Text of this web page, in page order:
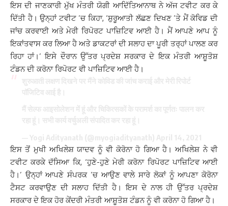
ਇਸ ਦੀ ਜਾਣਕਾਰੀ ਮੁੱਖ ਮੰਤਰੀ ਯੋਗੀ ਆਦਿੱਤਿਆਨਾਥ ਨੇ ਅੱਜ ਟਵੀਟ ਕਰ ਕੇ
ਦਿੱਤੀ ਹੈ। ਉਨ੍ਹਾਂ ਟਵੀਟ ’ਚ ਕਿਹਾ, ‘ਸ਼ੁਰੂਆਤੀ ਲੱਛਣ ਦਿਖਣ ’ਤੇ ਮੈਂ ਕੋਵਿਡ ਦੀ
ਜਾਂਚ ਕਰਵਾਈ ਅਤੇ ਮੇਰੀ ਰਿਪੋਰਟ ਪਾਜ਼ਿਟਿਵ ਆਈ ਹੈ। ਮੈਂ ਆਪਣੇ ਆਪ ਨੂੰ
ਇਕਾਂਤਵਾਸ ਕਰ ਲਿਆ ਹੈ ਅਤੇ ਡਾਕਟਰਾਂ ਦੀ ਸਲਾਹ ਦਾ ਪੂਰੀ ਤਰ੍ਹਾਂ ਪਾਲਣ ਕਰ
ਰਿਹਾ ਹਾਂ।’ ਇਸੇ ਦੌਰਾਨ ਉੱਤਰ ਪ੍ਰਦੇਸ਼ ਸਰਕਾਰ ਦੇ ਇਕ ਮੰਤਰੀ ਆਸ਼ੂਤੋਸ਼
ਟੰਡਨ ਦੀ ਕਰੋਨਾ ਰਿਪੋਰਟ ਵੀ ਪਾਜ਼ਿਟਿਵ ਆਈ ਹੈ।
ਇਸ ਤੋਂ ਮੁਖੀ ਅਖਿਲੇਸ਼ ਯਾਦਵ ਨੂੰ ਵੀ ਕੋਰੋਨਾ ਹੋ ਗਿਆ ਹੈ। ਅਖਿਲੇਸ਼ ਨੇ ਵੀ
ਟਵੀਟ ਕਰਕੇ ਦੱਸਿਆ ਕਿ, ‘ਹੁਣੇ-ਹੁਣੇ ਮੇਰੀ ਕਰੋਨਾ ਰਿਪੋਰਟ ਪਾਜ਼ਿਟਿਵ ਆਈ
ਹੈ।’ ਉਨ੍ਹਾਂ ਆਪਣੇ ਸੰਪਰਕ ’ਚ ਆਉਣ ਵਾਲੇ ਸਾਰੇ ਲੋਕਾਂ ਨੂੰ ਆਪਣਾ ਕੋਰੋਨਾ
ਟੈਸਟ ਕਰਵਾਉਣ ਦੀ ਸਲਾਹ ਦਿੱਤੀ ਹੈ। ਇਸ ਦੇ ਨਾਲ ਹੀ ਉੱਤਰ ਪ੍ਰਦੇਸ਼
ਸਰਕਾਰ ਦੇ ਇਕ ਹੋਰ ਕੇਂਦਰੀ ਮੰਤਰੀ ਆਸ਼ੂਤੋਸ਼ ਟੰਡਨ ਨੂੰ ਵੀ ਕਰੋਨਾ ਹੋ ਗਿਆ ਹੈ।